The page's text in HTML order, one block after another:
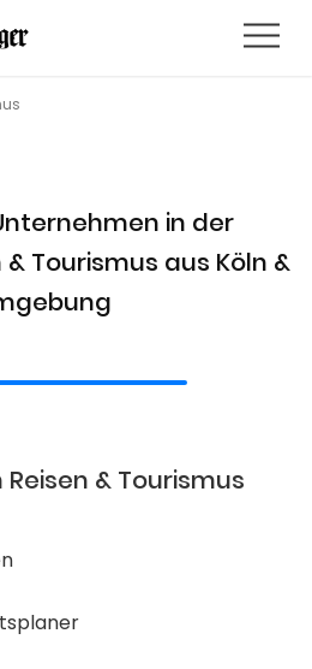
in der
Tourismus aus Köln &
& Tourismus